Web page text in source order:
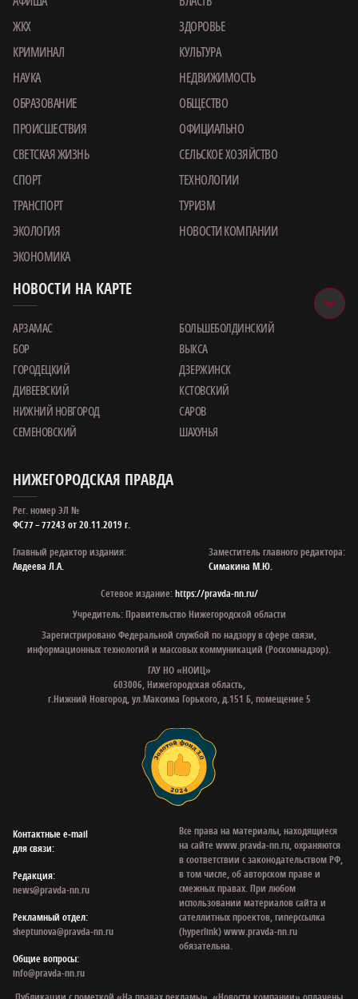
ЖКХ
ЗДОРОВЬЕ
КРИМИНАЛ
КУЛЬТУРА
НАУКА
НЕДВИЖИМОСТЬ
ОБРАЗОВАНИЕ
ОБЩЕСТВО
ПРОИСШЕСТВИЯ
ОФИЦИАЛЬНО
СВЕТСКАЯ ЖИЗНЬ
СЕЛЬСКОЕ ХОЗЯЙСТВО
СПОРТ
ТЕХНОЛОГИИ
ТРАНСПОРТ
ТУРИЗМ
ЭКОЛОГИЯ
НОВОСТИ КОМПАНИИ
ЭКОНОМИКА
НОВОСТИ НА КАРТЕ
АРЗАМАС
БОЛЬШЕБОЛДИНСКИЙ
БОР
ВЫКСА
ГОРОДЕЦКИЙ
ДЗЕРЖИНСК
ДИВЕЕВСКИЙ
КСТОВСКИЙ
НИЖНИЙ НОВГОРОД
САРОВ
СЕМЕНОВСКИЙ
ШАХУНЬЯ
НИЖЕГОРОДСКАЯ ПРАВДА
Рег. номер ЭЛ №
ФС77 – 77243 от 20.11.2019 г.
Главный редактор издания:
Авдеева Л.А.
Заместитель главного редактора:
Симакина М.Ю.
Сетевое издание:https://pravda-nn.ru/
Учредитель: Правительство Нижегородской области
Зарегистрировано Федеральной службой по надзору в сфере связи,
информационных технологий и массовых коммуникаций (Роскомнадзор).
ГАУ НО «НОИЦ»
603006, Нижегородская область,
г.Нижний Новгород, ул.Максима Горького, д.151 Б, помещение 5
Контактные e‑mail
для связи:
Редакция:
news@pravda-nn.ru
Рекламный отдел:
sheptunova@pravda-nn.ru
Общие вопросы:
info@pravda-nn.ru
Все права на материалы, находящиеся
на сайте www.pravda-nn.ru, охраняются
в соответствии с законодательством РФ,
в том числе, об авторском праве и
смежных правах. При любом
использовании материалов сайта и
сателлитных проектов, гиперссылка
(hyperlink) www.pravda-nn.ru
обязательна.